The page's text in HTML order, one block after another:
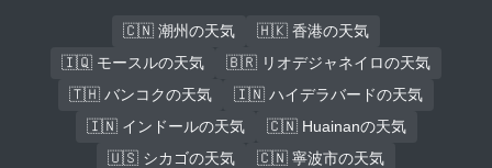
🇨🇳 潮州の天気
🇭🇰 香港の天気
🇮🇶 モースルの天気
🇧🇷 リオデジャネイロの天気
🇹🇭 バンコクの天気
🇮🇳 ハイデラバードの天気
🇮🇳 インドールの天気
🇨🇳 Huainanの天気
🇺🇸 シカゴの天気
🇨🇳 寧波市の天気